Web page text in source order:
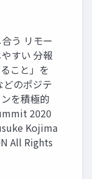
う リモー
すい 分報
こと」を
どのポジテ
を積極的
2020
Kojima
All Rights